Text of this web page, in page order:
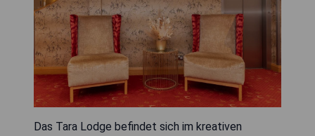
Das Tara Lodge befindet sich im kreativen